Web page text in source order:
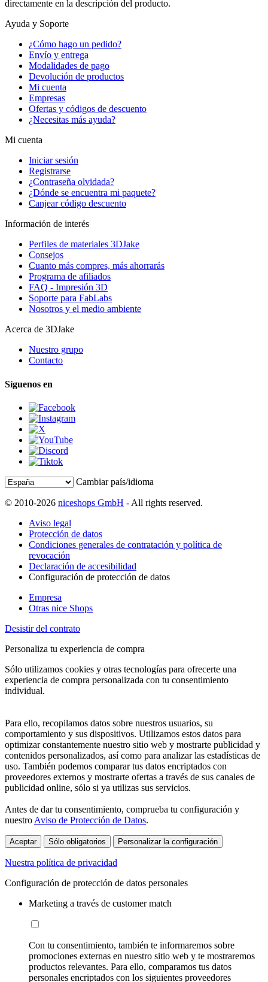
directamente en la descripción del producto.
Ayuda y Soporte
¿Cómo hago un pedido?
Envío y entrega
Modalidades de pago
Devolución de productos
Mi cuenta
Empresas
Ofertas y códigos de descuento
¿Necesitas más ayuda?
Mi cuenta
Iniciar sesión
Registrarse
¿Contraseña olvidada?
¿Dónde se encuentra mi paquete?
Canjear código descuento
Información de interés
Perfiles de materiales 3DJake
Consejos
Cuanto más compres, más ahorrarás
Programa de afiliados
FAQ - Impresión 3D
Soporte para FabLabs
Nosotros y el medio ambiente
Acerca de 3DJake
Nuestro grupo
Contacto
Síguenos en
Cambiar país/idioma
© 2010-2026 niceshops GmbH - All rights reserved.
Aviso legal
Protección de datos
Condiciones generales de contratación y política de
revocación
Declaración de accesibilidad
Configuración de protección de datos
Empresa
Otras nice Shops
Desistir del contrato
Personaliza tu experiencia de compra
Sólo utilizamos cookies y otras tecnologías para ofrecerte una
experiencia de compra personalizada con tu consentimiento
individual.
Para ello, recopilamos datos sobre nuestros usuarios, su
comportamiento y sus dispositivos. Utilizamos estos datos para
optimizar constantemente nuestro sitio web y mostrarte publicidad y
contenidos personalizados, así como para analizar las estadísticas de
uso. También podemos comparar tus datos encriptados con
proveedores externos y mostrarte ofertas a través de sus canales de
publicidad online, sólo si ya utilizas sus servicios.
Antes de dar tu consentimiento, comprueba tu configuración y
nuestro Aviso de Protección de Datos.
Aceptar Sólo obligatorios Personalizar la configuración
Nuestra política de privacidad
Configuración de protección de datos personales
Marketing a través de customer match
Con tu consentimiento, también te informaremos sobre
promociones externas en nuestro sitio web y te mostraremos
productos relevantes. Para ello, comparamos tus datos
personales encriptados con los siguientes proveedores